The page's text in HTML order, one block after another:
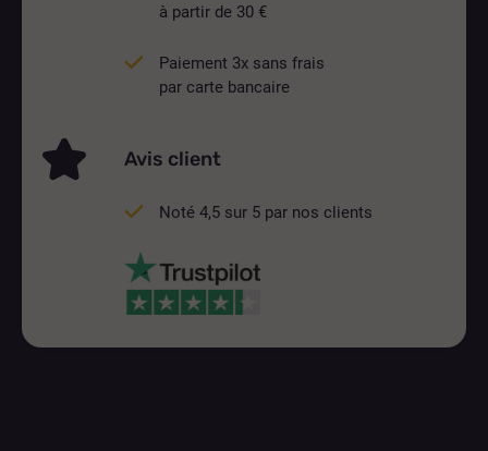
à partir de 30 €
Paiement 3x sans frais
par carte bancaire
Avis client
Noté 4,5 sur 5 par nos clients